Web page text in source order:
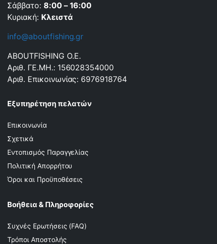
Σάββατο: 8:00 – 16:00
Κυριακή: Κλειστά
info@aboutfishing.gr
ABOUTFISHING Ο.Ε.
Αριθ. ΓΕ.ΜΗ.: 156028354000
Αριθ. Επικοινωνίας: 6976918764
Εξυπηρέτηση πελατών
Επικοινωνία
Σχετικά
Εντοπισμός Παραγγελίας
Πολιτική Απορρήτου
Όροι και Προϋποθέσεις
Βοήθεια & Πληροφορίες
Συχνές Ερωτήσεις (FAQ)
Τρόποι Αποστολής